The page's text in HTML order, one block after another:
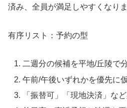
済み、全員が満足しやすくなりま
有序リスト：予約の型
二週分の候補を平地/丘陵で
午前/午後いずれかを優先に
「振替可」「現地決済」な